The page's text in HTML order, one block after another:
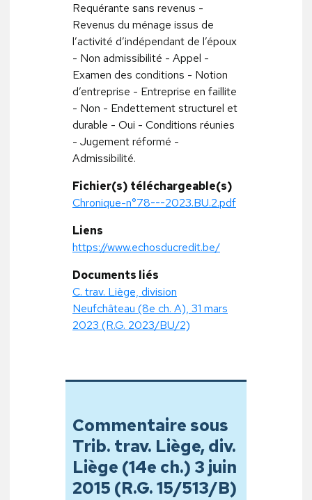
Requérante sans revenus -
Revenus du ménage issus de
l’activité d’indépendant de l’époux
- Non admissibilité - Appel -
Examen des conditions - Notion
d’entreprise - Entreprise en faillite
- Non - Endettement structurel et
durable - Oui - Conditions réunies
- Jugement réformé -
Admissibilité.
Fichier(s) téléchargeable(s)
Chronique-n°78---2023.BU.2.pdf
Liens
https://www.echosducredit.be/
Documents liés
C. trav. Liège, division
Neufchâteau (8e ch. A), 31 mars
2023 (R.G. 2023/BU/2)
Commentaire sous
Trib. trav. Liège, div.
Liège (14e ch.) 3 juin
2015 (R.G. 15/513/B)